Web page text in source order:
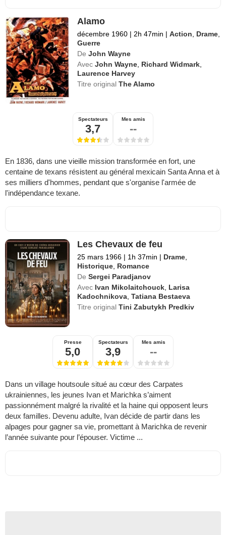
Alamo
décembre 1960 | 2h 47min | Action, Drame,
Guerre
De John Wayne
Avec John Wayne, Richard Widmark,
Laurence Harvey
Titre originalThe Alamo
Spectateurs
3,7
Mes amis
--
En 1836, dans une vieille mission transformée en fort, une
centaine de texans résistent au général mexicain Santa Anna et à
ses milliers d'hommes, pendant que s'organise l'armée de
l'indépendance texane.
Les Chevaux de feu
25 mars 1966 | 1h 37min | Drame,
Historique, Romance
De Sergei Paradjanov
Avec Ivan Mikolaitchouck, Larisa
Kadochnikova,Tatiana Bestaeva
Titre originalTini Zabutykh Predkiv
Presse
5,0
Spectateurs
3,9
Mes amis
--
Dans un village houtsoule situé au cœur des Carpates
ukrainiennes, les jeunes Ivan et Marichka s’aiment
passionnément malgré la rivalité et la haine qui opposent leurs
deux familles. Devenu adulte, Ivan décide de partir dans les
alpages pour gagner sa vie, promettant à Marichka de revenir
l’année suivante pour l’épouser. Victime ...